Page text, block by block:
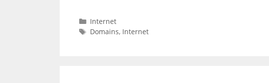
Kategorien
Internet
Schlagwörter
Domains, Internet